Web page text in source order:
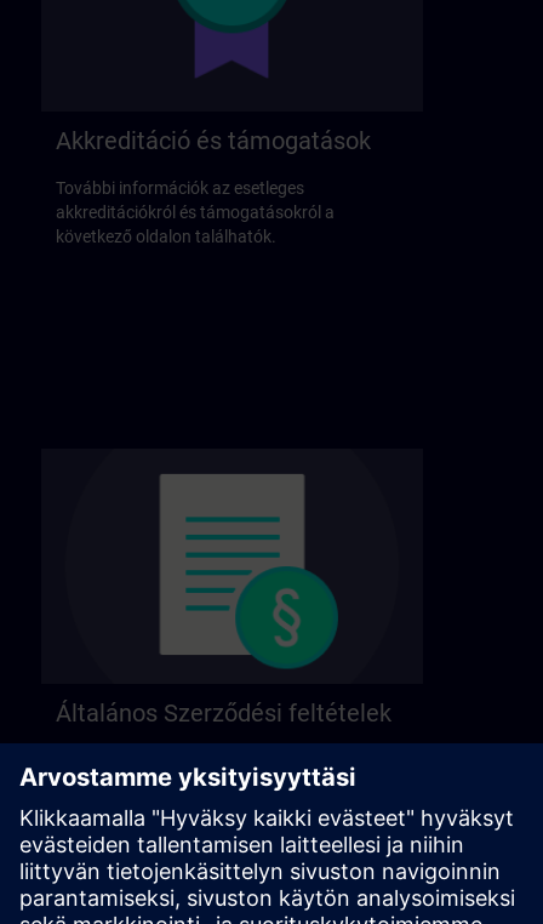
Akkreditáció és támogatások
További információk az esetleges
akkreditációkról és támogatásokról a
következő oldalon találhatók.
Általános Szerződési feltételek
oldalon találhatók.